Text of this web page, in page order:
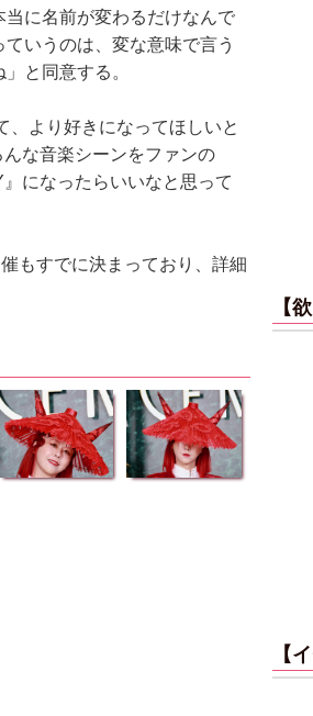
に名前が変わるだけなんで
いうのは、変な意味で言う
と同意する。
より好きになってほしいと
な音楽シーンをファンの
になったらいいなと思って
もすでに決まっており、詳細
【
【